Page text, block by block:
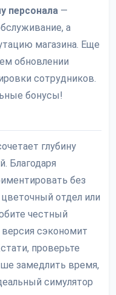
персонала —
а
магазина. Еще
обновлении
сотрудников.
бонусы!
глубину
Благодаря
без
отдел или
честный
сэкономит
проверьте
замедлить время,
симулятор